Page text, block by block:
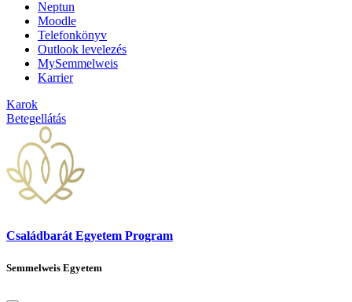
Neptun
Moodle
Telefonkönyv
Outlook levelezés
MySemmelweis
Karrier
Karok
Betegellátás
Családbarát Egyetem Program
Semmelweis Egyetem